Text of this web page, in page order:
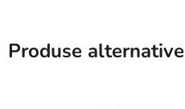
Produse alternative